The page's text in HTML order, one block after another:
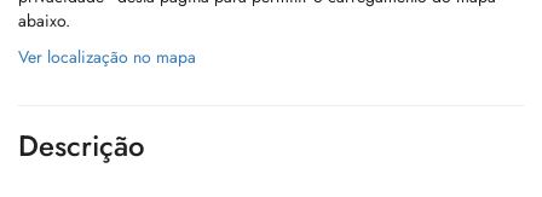
abaixo.
Ver localização no mapa
Descrição